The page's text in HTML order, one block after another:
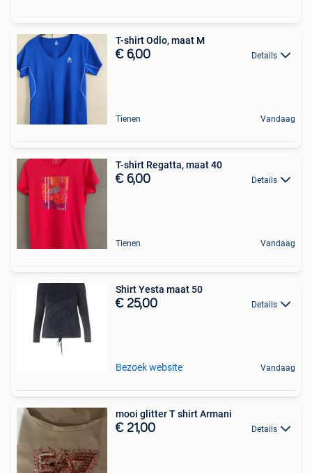
T-shirt Odlo, maat M
€ 6,00 Details
Tienen Vandaag
T-shirt Regatta, maat 40
€ 6,00 Details
Tienen Vandaag
Shirt Yesta maat 50
€ 25,00 Details
Bezoek website Vandaag
mooi glitter T shirt Armani
€ 21,00 Details